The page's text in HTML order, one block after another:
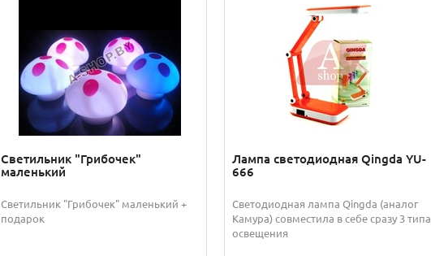
Светильник "Грибочек"
маленький
Светильник "Грибочек" маленький +
подарок
Лампа светодиодная Qingda YU-
666
Светодиодная лампа Qingda (аналог
Камура) совместила в себе сразу 3 типа
освещения